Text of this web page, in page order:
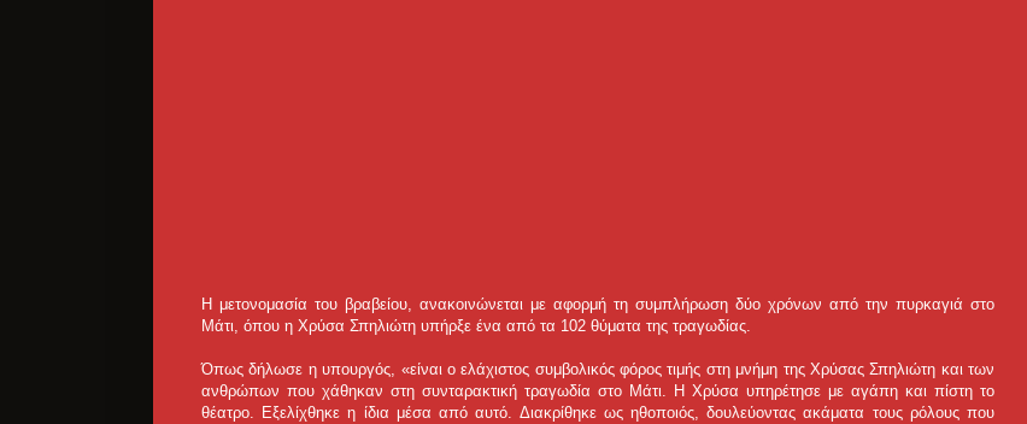
Η μετονομασία του βραβείου, ανακοινώνεται με αφορμή τη συμπλήρωση δύο χρόνων από την πυρκαγιά στο
Μάτι, όπου η Χρύσα Σπηλιώτη υπήρξε ένα από τα 102 θύματα της τραγωδίας.
Όπως δήλωσε η υπουργός, «είναι ο ελάχιστος συμβολικός φόρος τιμής στη μνήμη της Χρύσας Σπηλιώτη και των
ανθρώπων που χάθηκαν στη συνταρακτική τραγωδία στο Μάτι. Η Χρύσα υπηρέτησε με αγάπη και πίστη το
θέατρο. Εξελίχθηκε η ίδια μέσα από αυτό. Διακρίθηκε ως ηθοποιός, δουλεύοντας ακάματα τους ρόλους που